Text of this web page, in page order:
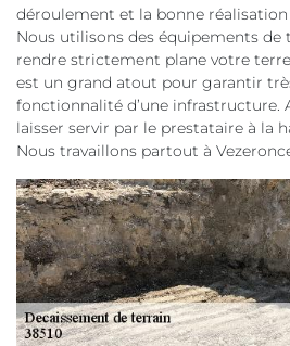
déroulement et la bonne
Nous utilisons des équipements
rendre strictement plane votre
est un grand atout pour garantir
fonctionnalité d’une infrastructure.
laisser servir par le prestataire à la
Nous travaillons partout à